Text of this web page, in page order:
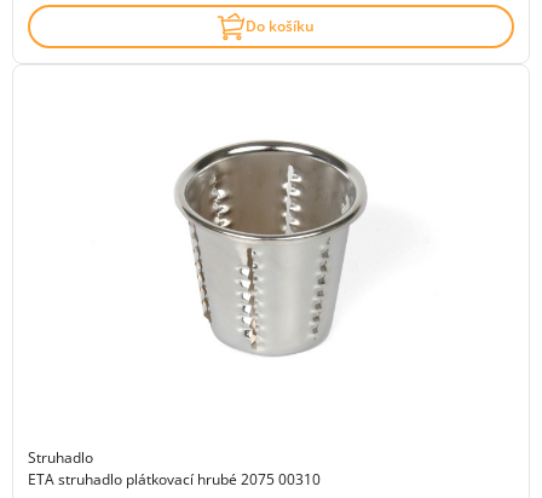
Do košíku
Struhadlo
ETA struhadlo plátkovací hrubé 2075 00310